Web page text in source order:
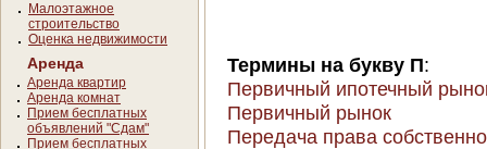
Малоэтажное
строительство
Оценка недвижимости
Аренда
Аренда квартир
Аренда комнат
Прием бесплатных
объявлений "Сдам"
Прием бесплатных
Термины на букву П:
Первичный ипотечный
Первичный рынок
Передача права